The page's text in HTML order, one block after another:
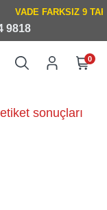
9818
0
sonuçları